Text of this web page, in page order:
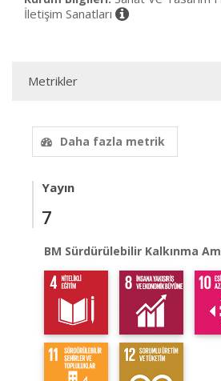
İletişim Sanatları
Metrikler
Daha fazla metrik
Yayın
7
BM Sürdürülebilir Kalkınma